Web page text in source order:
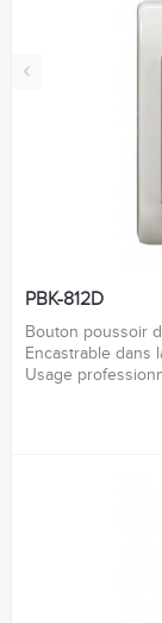
‹
PBK-812D
Bouton poussoir
Encastrable dans
Usage